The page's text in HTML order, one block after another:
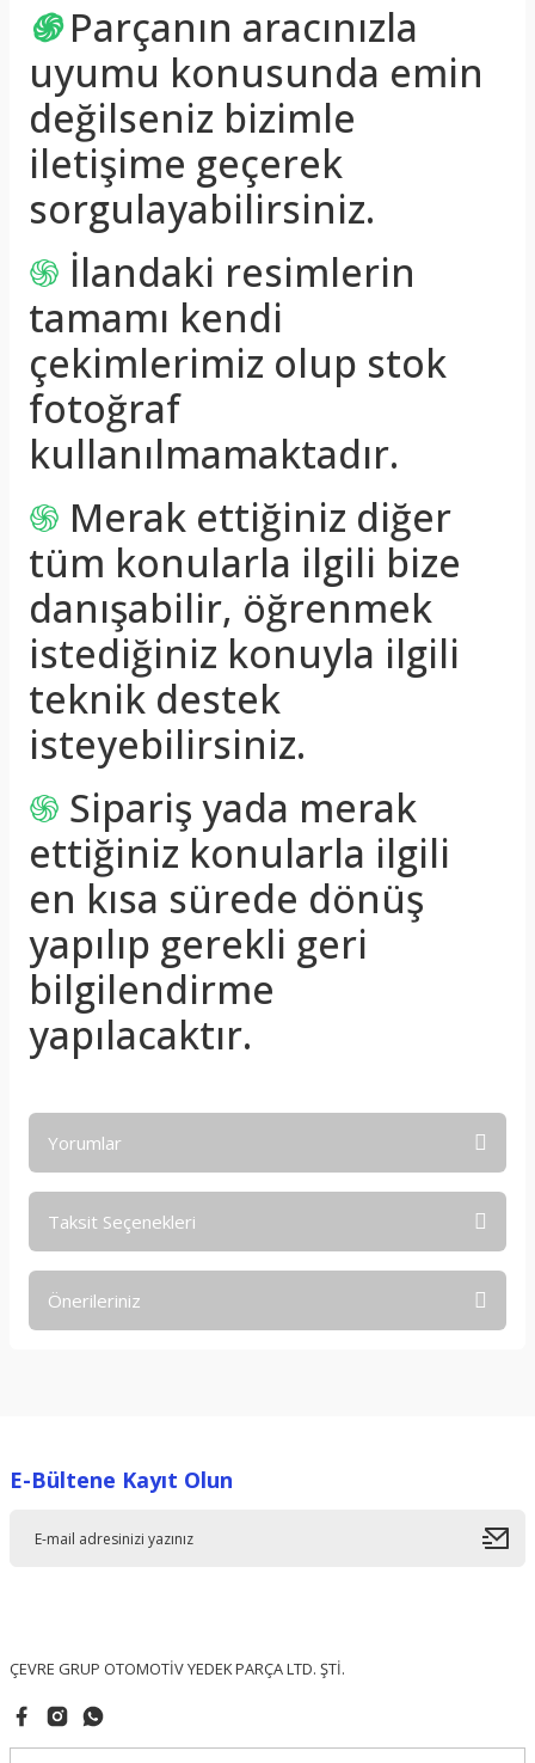
֍ Parçanın aracınızla
uyumu konusunda emin
değilseniz bizimle
iletişime geçerek
sorgulayabilirsiniz.
֍ İlandaki resimlerin
tamamı kendi
çekimlerimiz olup stok
fotoğraf
kullanılmamaktadır.
֍ Merak ettiğiniz diğer
tüm konularla ilgili bize
danışabilir, öğrenmek
istediğiniz konuyla ilgili
teknik destek
isteyebilirsiniz.
֍ Sipariş yada merak
ettiğiniz konularla ilgili
en kısa sürede dönüş
yapılıp gerekli geri
bilgilendirme
yapılacaktır.
Yorumlar
Taksit Seçenekleri
Önerileriniz
Ürün resmi kalitesiz, bozuk veya görüntülenemiyor.
E-Bültene Kayıt Olun
ÇEVRE GRUP OTOMOTİV YEDEK PARÇA LTD. ŞTİ.